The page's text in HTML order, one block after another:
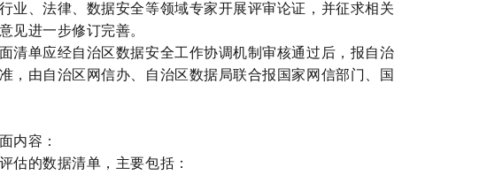
业、法律、数据安全等领域专家开展评审论证，并征求相关
见进一步修订完善。
清单应经自治区数据安全工作协调机制审核通过后，报自治
，由自治区网信办、自治区数据局联合报国家网信部门、国
内容：
估的数据清单，主要包括：